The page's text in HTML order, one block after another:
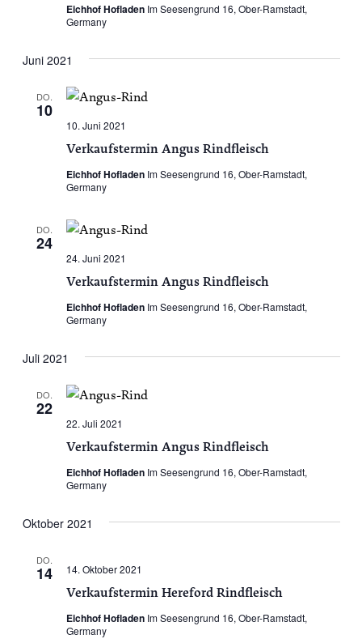
Eichhof Hofladen Im Seesengrund 16, Ober-Ramstadt,
Germany
Juni 2021
DO.
10
Verkaufstermin Angus Rindfleisch
10. Juni 2021
Eichhof Hofladen Im Seesengrund 16, Ober-Ramstadt,
Germany
DO.
24
Verkaufstermin Angus Rindfleisch
24. Juni 2021
Eichhof Hofladen Im Seesengrund 16, Ober-Ramstadt,
Germany
Juli 2021
DO.
22
Verkaufstermin Angus Rindfleisch
22. Juli 2021
Eichhof Hofladen Im Seesengrund 16, Ober-Ramstadt,
Germany
Oktober 2021
DO.
14
Verkaufstermin Hereford Rindfleisch
14. Oktober 2021
Eichhof Hofladen Im Seesengrund 16, Ober-Ramstadt,
Germany